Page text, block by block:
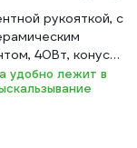
рукояткой, с
40Вт, конус
40
удобно лежит в